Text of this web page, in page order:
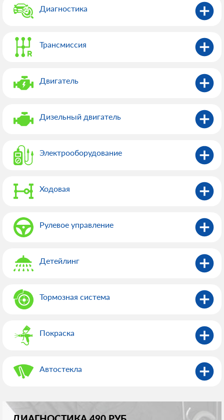
Диагностика
Трансмиссия
Двигатель
Дизельный двигатель
Электрооборудованиe
Ходовая
Рулевое управление
Детейлинг
Тормозная система
Покраска
Автостекла